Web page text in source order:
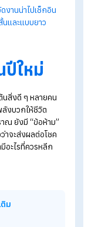
ป็นสิริมงคล ดึงโ
ายตลอดทั้งปี
การภาษีอย่างไร
ฤษ พร้อมไอเดียทำการ์
านที่จัดงานน่าไปเช็กอิ
บบสั้นและแบบยาว
นปีใหม่